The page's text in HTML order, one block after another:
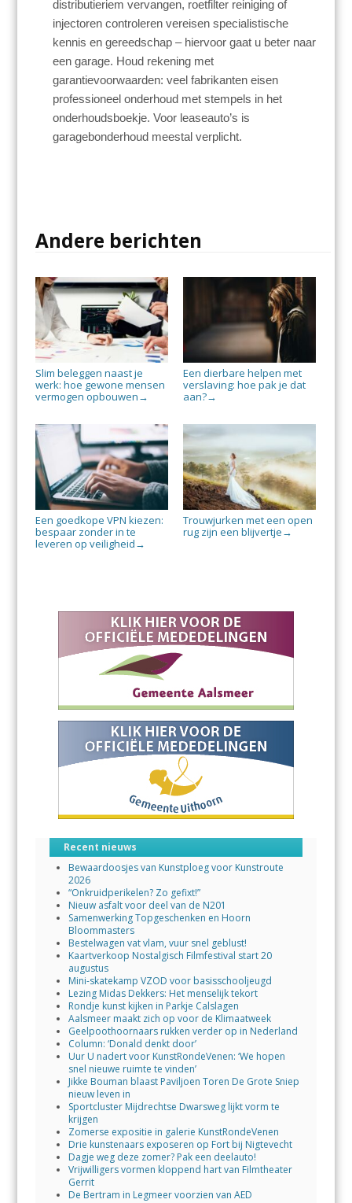
distributieriem vervangen, roetfilter reiniging of
injectoren controleren vereisen specialistische
kennis en gereedschap – hiervoor gaat u beter naar
een garage. Houd rekening met
garantievoorwaarden: veel fabrikanten eisen
professioneel onderhoud met stempels in het
onderhoudsboekje. Voor leaseauto’s is
garagebonderhoud meestal verplicht.
Andere berichten
Slim beleggen naast je
werk: hoe gewone mensen
vermogen opbouwen →
Een dierbare helpen met
verslaving: hoe pak je dat
aan?→
Een goedkope VPN kiezen:
bespaar zonder in te
leveren op veiligheid →
Trouwjurken met een open
rug zijn een blijvertje →
Recent nieuws
Bewaardoosjes van Kunstploeg voor Kunstroute
2026
“Onkruidperikelen? Zo gefixt!”
Nieuw asfalt voor deel van de N201
Samenwerking Topgeschenken en Hoorn
Bloommasters
Bestelwagen vat vlam, vuur snel geblust!
Kaartverkoop Nostalgisch Filmfestival start 20
augustus
Mini-skatekamp VZOD voor basisschooljeugd
Lezing Midas Dekkers: Het menselijk tekort
Rondje kunst kijken in Parkje Calslagen
Aalsmeer maakt zich op voor de Klimaatweek
Geelpoothoornaars rukken verder op in Nederland
Column: ‘Donald denkt door’
Uur U nadert voor KunstRondeVenen: ‘We hopen
snel nieuwe ruimte te vinden’
Jikke Bouman blaast Paviljoen Toren De Grote Sniep
nieuw leven in
Sportcluster Mijdrechtse Dwarsweg lijkt vorm te
krijgen
Zomerse expositie in galerie KunstRondeVenen
Drie kunstenaars exposeren op Fort bij Nigtevecht
Dagje weg deze zomer? Pak een deelauto!
Vrijwilligers vormen kloppend hart van Filmtheater
Gerrit
De Bertram in Legmeer voorzien van AED